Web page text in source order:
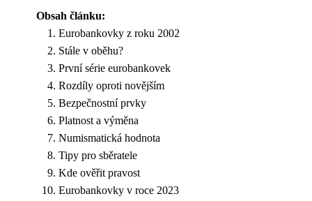
Obsah článku:
Eurobankovky z roku 2002
Stále v oběhu?
První série eurobankovek
Rozdíly oproti novějším
Bezpečnostní prvky
Platnost a výměna
Numismatická hodnota
Tipy pro sběratele
Kde ověřit pravost
Eurobankovky v roce 2023